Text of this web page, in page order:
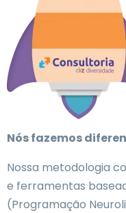
Nós fazemos
Nossa metodologia
e ferramentas
(Programação